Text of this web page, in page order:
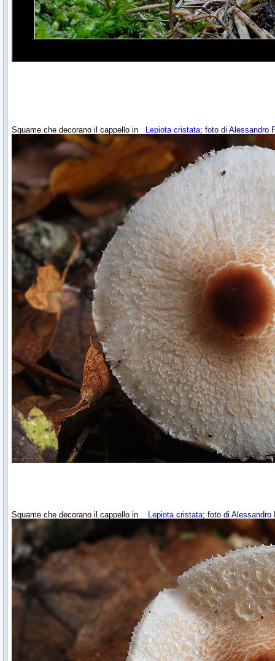
Squame che decorano il cappello in Lepiota cristata; foto di Alessandro
Squame che decorano il cappello in Lepiota cristata; foto di Alessandro